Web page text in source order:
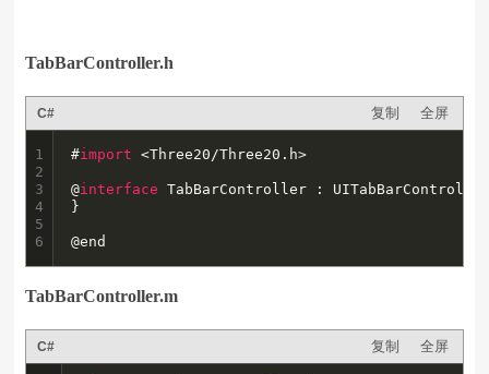
TabBarController.h
C# 复制 全屏
1
2
3
4
5
6
#import <Three20/Three20.h>
@interface TabBarController :
}
@end
TabBarController.m
C# 复制 全屏